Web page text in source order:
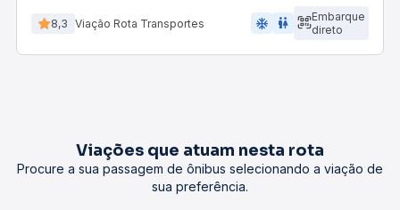
8,3 Viação Rota Transportes ac_unit wc
Embarque
direto
Viações que atuam nesta rota
Procure a sua passagem de ônibus selecionando a viação de
sua preferência.